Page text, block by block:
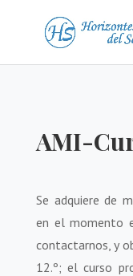
AMI-
Se adquiere de
en el momento
contactarnos, y
12.º; el curso